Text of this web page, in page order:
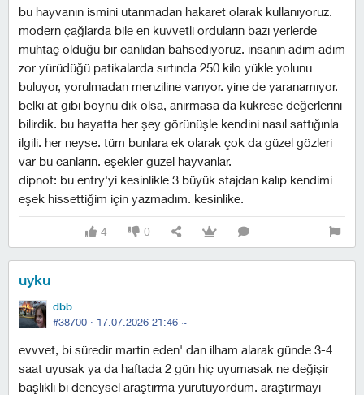
bu hayvanın ismini utanmadan hakaret olarak kullanıyoruz.
modern çağlarda bile en kuvvetli orduların bazı yerlerde
muhtaç olduğu bir canlıdan bahsediyoruz. i̇nsanın adım adım
zor yürüdüğü patikalarda sırtında 250 kilo yükle yolunu
buluyor, yorulmadan menziline varıyor. yine de yaranamıyor.
belki at gibi boynu dik olsa, anırmasa da kükrese değerlerini
bilirdik. bu hayatta her şey görünüşle kendini nasıl sattığınla
ilgili. her neyse. tüm bunlara ek olarak çok da güzel gözleri
var bu canların. eşekler güzel hayvanlar.
dipnot: bu entry'yi kesinlikle 3 büyük stajdan kalıp kendimi
eşek hissettiğim için yazmadım. kesinlike.
4 0
uyku
dbb
#38700 · 17.07.2026 21:46 ~
evvvet, bi süredir martin eden' dan ilham alarak günde 3-4
saat uyusak ya da haftada 2 gün hiç uyumasak ne değişir
başlıklı bi deneysel araştırma yürütüyordum. araştırmayı